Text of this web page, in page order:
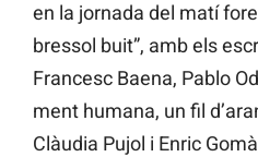
en la jornada del matí
bressol buit”, amb els
Francesc Baena, Pablo
ment humana, un fil
Clàudia Pujol i Enric